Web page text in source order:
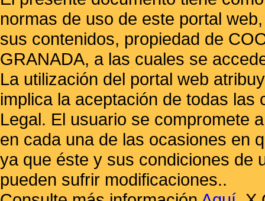
normas de uso de este portal
sus contenidos, propiedad de
GRANADA, a las cuales se
La utilización del portal web
implica la aceptación de todas
Legal. El usuario se compromete
en cada una de las ocasiones en
ya que éste y sus condiciones de
pueden sufrir modificaciones..